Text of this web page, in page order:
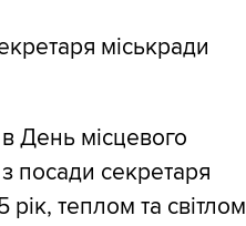
міськради
в День місцевого
посади секретаря
теплом та світлом